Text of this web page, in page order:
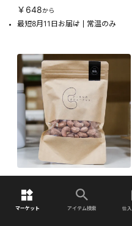
マーケット アイテム検索 仕
￥648から
最短8月11日お届け 常温のみ
チーさんのカシューナッツ 皮
つき無塩